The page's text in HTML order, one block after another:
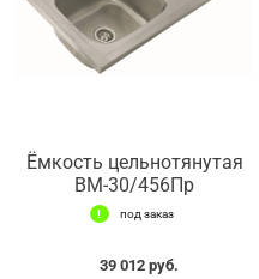
Ёмкость цельнотянутая
ВМ-30/456Пр
под заказ
39 012 руб.